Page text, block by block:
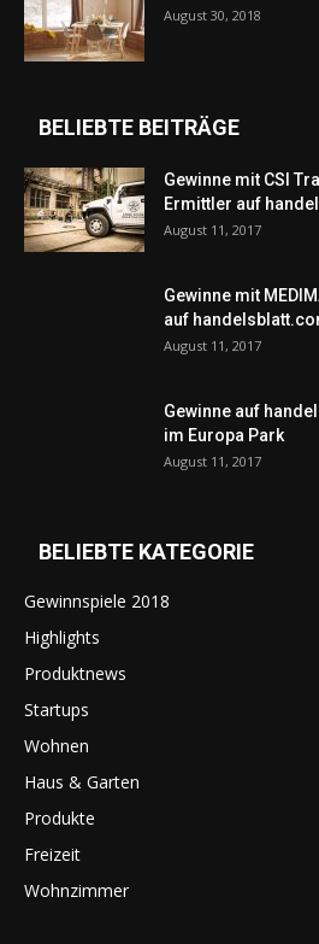
August 30, 2018
BELIEBTE BEITRÄGE
Gewinne mit CSI
Ermittler auf
August 11, 2017
Gewinne mit
auf
August 11, 2017
Gewinne auf
im Europa Park
August 11, 2017
BELIEBTE KATEGORIE
Gewinnspiele 2018
Highlights
Produktnews
Startups
Wohnen
Haus & Garten
Produkte
Freizeit
Wohnzimmer